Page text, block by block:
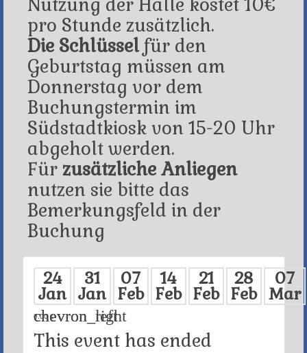
Nutzung der Halle kostet 10€
pro Stunde zusätzlich.
Die Schlüsselfür den
Geburtstag müssen am
Donnerstag vor dem
Buchungstermin im
Südstadtkiosk von 15-20 Uhr
abgeholt werden.
Für zusätzliche Anliegen
nutzen sie bitte das
Bemerkungsfeld in der
Buchung
24
Jan
31
Jan
07
Feb
14
Feb
21
Feb
28
Feb
07
Mar
chevron_left
chevron_right
0.00 €
This event has ended